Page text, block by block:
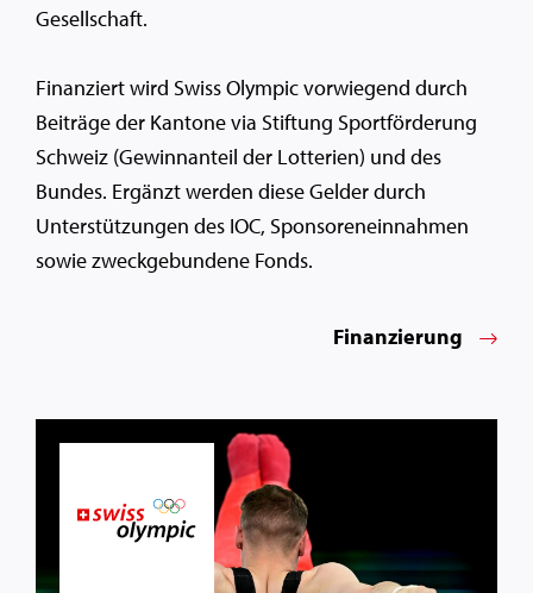
Gesellschaft.
Finanziert wird Swiss Olympic vorwiegend durch
Beiträge der Kantone via Stiftung Sportförderung
Schweiz (Gewinnanteil der Lotterien) und des
Bundes. Ergänzt werden diese Gelder durch
Unterstützungen des IOC, Sponsoreneinnahmen
sowie zweckgebundene Fonds.
Finanzierung